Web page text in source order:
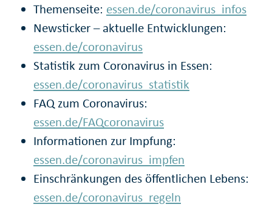
Themenseite: essen.de/coronavirus_infos
Newsticker – aktuelle Entwicklungen:
essen.de/coronavirus
Statistik zum Coronavirus in Essen:
essen.de/coronavirus_statistik
FAQ zum Coronavirus:
essen.de/FAQcoronavirus
Informationen zur Impfung:
essen.de/coronavirus_impfen
Einschränkungen des öffentlichen Lebens:
essen.de/coronavirus_regeln